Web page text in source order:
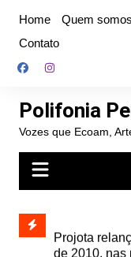
conteúdo
Home Quem somos
Contato
Polifonia
Vozes que Ecoam,
e abre
autoral,
de 2010, nas